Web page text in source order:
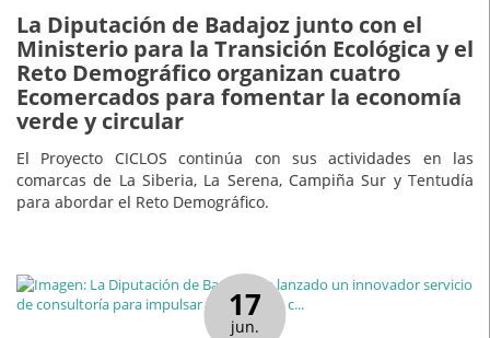
La Diputación de Badajoz junto con el
Ministerio para la Transición Ecológica y el
Reto Demográfico organizan cuatro
Ecomercados para fomentar la economía
verde y circular
El Proyecto CICLOS continúa con sus actividades en las
comarcas de La Siberia, La Serena, Campiña Sur y Tentudía
para abordar el Reto Demográfico.
17
jun.